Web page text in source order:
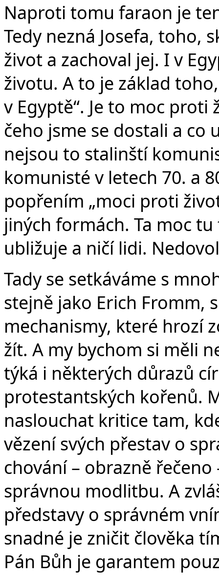
Naproti tomu faraon je
Tedy nezná Josefa, toho,
život a zachoval jej. I v
životu. A to je základ
v Egyptě“. Je to moc
čeho jsme se dostali a co
nejsou to stalinští
komunisté v letech 70. a
popřením „moci proti
jiných formách. Ta moc
ubližuje a ničí lidi.
Tady se setkáváme s
stejně jako Erich Fromm,
mechanismy, které hrozí
žít. A my bychom si měli
týká i některých důrazů
protestantských kořenů.
naslouchat kritice tam,
vězení svých přestav o
chování – obrazně
správnou modlitbu. A
představy o správném
snadné je zničit člověka
Pán Bůh je garantem